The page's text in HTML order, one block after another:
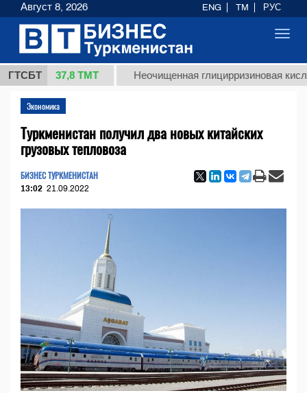
ГТСБТ
37,8 ТМТ Неочищенная глицирризиновая кислота
Экономика
Туркменистан получил два новых китайских
грузовых тепловоза
БИЗНЕС ТУРКМЕНИСТАН
13:02 21.09.2022
Август 8, 2026 ENG TM РУС